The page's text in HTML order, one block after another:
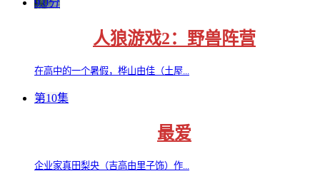
人狼游戏2：野兽阵营
在高中的一个暑假，桦山由佳（土屋...
第10集
最爱
企业家真田梨央（吉高由里子饰）作...